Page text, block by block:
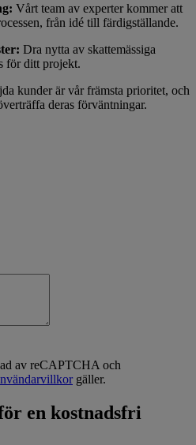
Vårt team av experter kommer att
från idé till färdigställande.
Dra nytta av skattemässiga
för ditt projekt.
kunder är vår främsta prioritet, och
deras förväntningar.
av reCAPTCHA och
gäller.
en kostnadsfri